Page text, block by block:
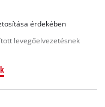
érdekében
levegőelvezetésnek